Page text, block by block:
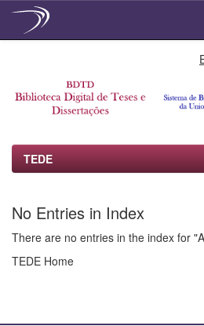
TEDE
No Entries in Index
There are no entries in the index for
TEDE Home